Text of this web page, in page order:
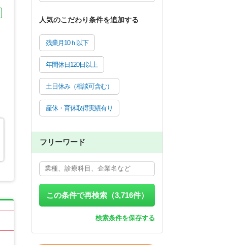
人気のこだわり条件を追加する
残業月10ｈ以下
年間休日120日以上
土日休み（相談可含む）
産休・育休取得実績有り
フリーワード
この条件で再検索（3,716件）
検索条件を保存する